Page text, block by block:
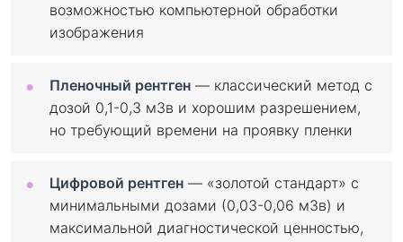
возможностью компьютерной обработки
изображения
Пленочный рентген — классический метод с
дозой 0,1-0,3 мЗв и хорошим разрешением,
но требующий времени на проявку пленки
Цифровой рентген — «золотой стандарт» с
минимальными дозами (0,03-0,06 мЗв) и
максимальной диагностической ценностью,